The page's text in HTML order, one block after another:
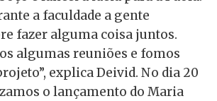
a faculdade a gente
fazer alguma coisa juntos.
algumas reuniões e fomos
explica Deivid. No dia 20
o lançamento do Maria